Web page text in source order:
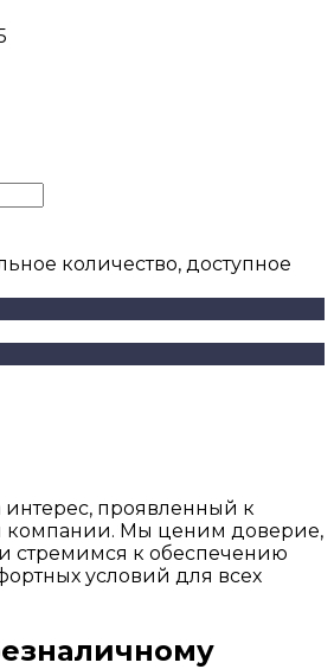
количество, доступное
интерес, проявленный к
Мы ценим доверие,
стремимся к обеспечению
условий для всех